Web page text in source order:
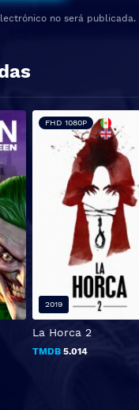
no será publicada.
La Horca 2
TMDB 5.014
FHD 1080P
2019